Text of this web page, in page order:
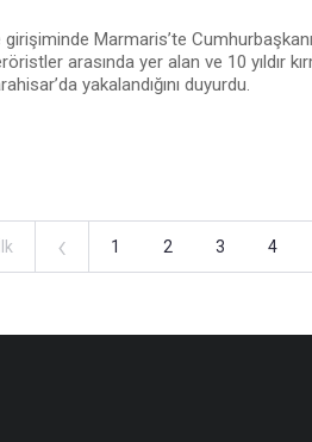
Marmaris’te
arasında yer alan ve 10 yıldır
yakalandığını duyurdu.
‹ 1 2 3 4